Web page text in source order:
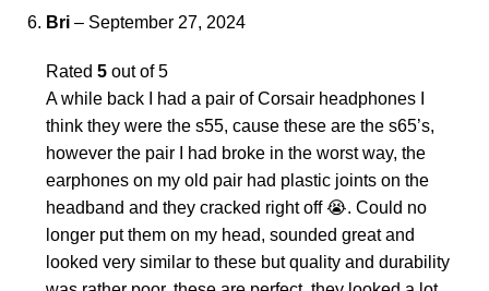
Bri – September 27, 2024
Rated 5 out of 5
A while back I had a pair of Corsair headphones I
think they were the s55, cause these are the s65’s,
however the pair I had broke in the worst way, the
earphones on my old pair had plastic joints on the
headband and they cracked right off 😭. Could no
longer put them on my head, sounded great and
looked very similar to these but quality and durability